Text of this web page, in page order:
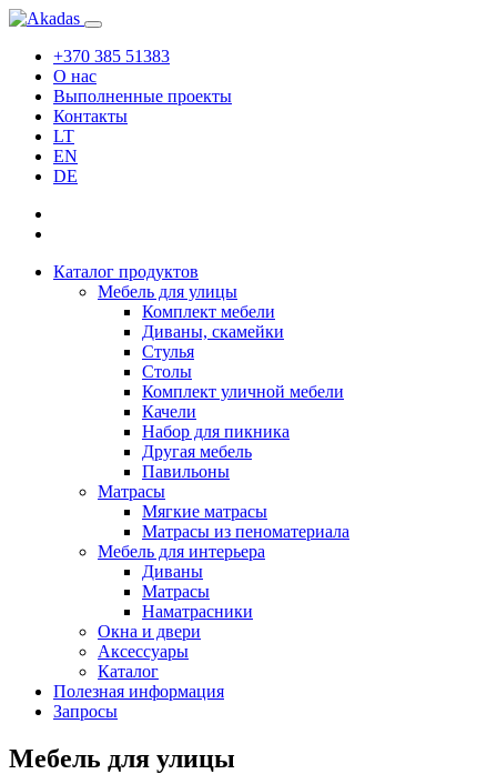
+370 385 51383
О нас
Выполненные проекты
Контакты
LT
EN
DE
Каталог продуктов
Мебель для улицы
Комплект мебели
Диваны, скамейки
Стулья
Столы
Комплект уличной мебели
Качели
Набор для пикника
Другая мебель
Павильоны
Матрасы
Мягкие матрасы
Матрасы из пеноматериала
Мебель для интерьера
Диваны
Матрасы
Наматрасники
Окна и двери
Аксессуары
Каталог
Полезная информация
Запросы
Мебель для улицы